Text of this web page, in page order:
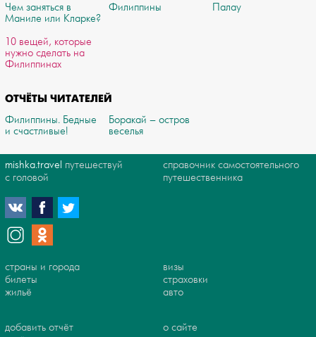
Чем заняться в
Маниле или Кларке?
Филиппины Палау
10 вещей, которые
нужно сделать на
Филиппинах
ОТЧЁТЫ ЧИТАТЕЛЕЙ
Филиппины. Бедные
и счастливые!
Боракай – остров
веселья
mishka.travel путешествуй
с головой
справочник самостоятельного
путешественника
страны и города
билеты
жильё
визы
страховки
авто
добавить отчёт
о сайте